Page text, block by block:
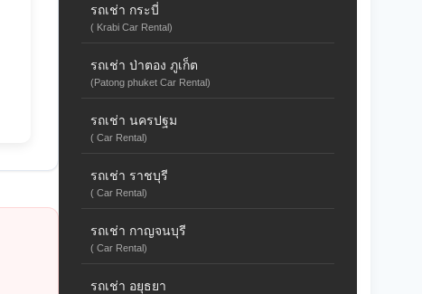
รถเช่า กระบี่
( Krabi Car Rental)
รถเช่า ป่าตอง ภูเก็ต
(Patong phuket Car Rental)
รถเช่า นครปฐม
( Car Rental)
รถเช่า ราชบุรี
( Car Rental)
รถเช่า กาญจนบุรี
( Car Rental)
รถเช่า อยุธยา